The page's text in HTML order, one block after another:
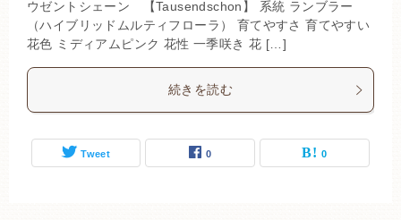
ウゼントシェーン 【Tausendschon】 系統 ランブラー
（ハイブリッドムルティフローラ） 育てやすさ 育てやすい
花色 ミディアムピンク 花性 一季咲き 花 […]
続きを読む
Tweet 0 0